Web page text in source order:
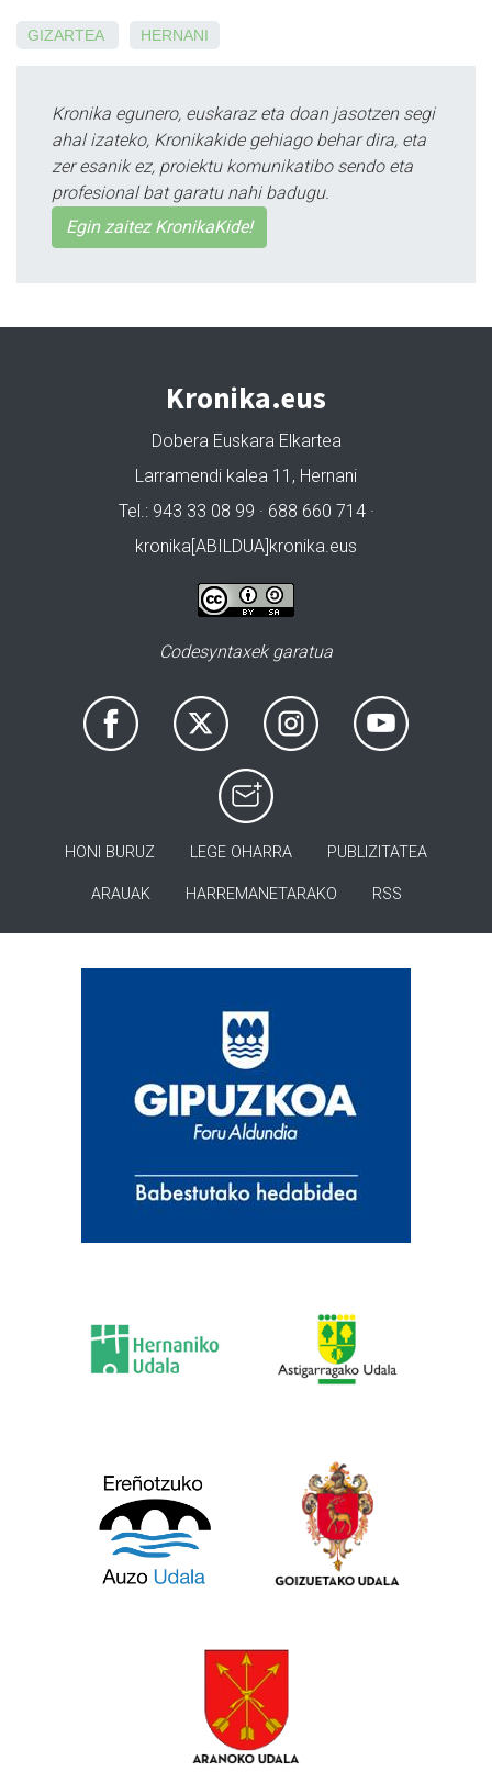
GIZARTEA HERNANI
Kronika egunero, euskaraz eta doan jasotzen segi
ahal izateko, Kronikakide gehiago behar dira, eta
zer esanik ez, proiektu komunikatibo sendo eta
profesional bat garatu nahi badugu.
Egin zaitez KronikaKide!
Kronika.eus
Dobera Euskara Elkartea
Larramendi kalea 11, Hernani
Tel.: 943 33 08 99 · 688 660 714 ·
kronika[ABILDUA]kronika.eus
Codesyntaxek garatua
HONI BURUZ LEGE OHARRA PUBLIZITATEA
ARAUAK HARREMANETARAKO RSS